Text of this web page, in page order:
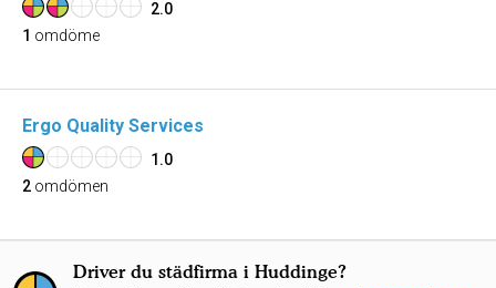
2.0
1 omdöme
Ergo Quality Services
1.0
2 omdömen
Driver du städfirma i Huddinge?